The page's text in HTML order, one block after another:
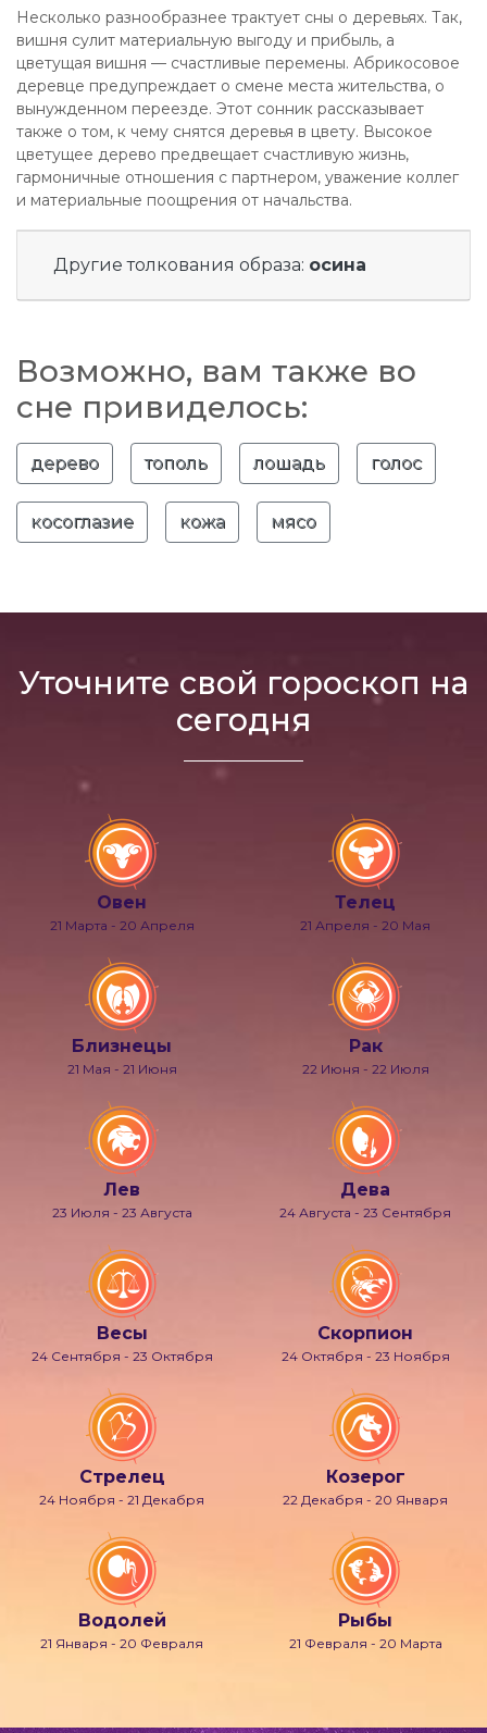
Несколько разнообразнее трактует сны о деревьях. Так,
вишня сулит материальную выгоду и прибыль, а
цветущая вишня — счастливые перемены. Абрикосовое
деревце предупреждает о смене места жительства, о
вынужденном переезде. Этот сонник рассказывает
также о том, к чему снятся деревья в цвету. Высокое
цветущее дерево предвещает счастливую жизнь,
гармоничные отношения с партнером, уважение коллег
и материальные поощрения от начальства.
Другие толкования образа: осина
Возможно, вам также во
сне привиделось:
дерево тополь лошадь голос
косоглазие кожа мясо
Уточните свой гороскоп на
сегодня
Овен
21 Марта - 20 Апреля
Телец
21 Апреля - 20 Мая
Близнецы
21 Мая - 21 Июня
Рак
22 Июня - 22 Июля
Лев
23 Июля - 23 Августа
Дева
24 Августа - 23 Сентября
Весы
24 Сентября - 23 Октября
Скорпион
24 Октября - 23 Ноября
Стрелец
24 Ноября - 21 Декабря
Козерог
22 Декабря - 20 Января
Водолей
21 Января - 20 Февраля
Рыбы
21 Февраля - 20 Марта